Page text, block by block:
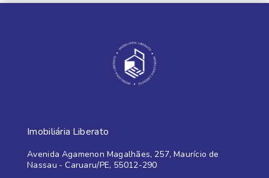
Imobiliária Liberato
Avenida Agamenon Magalhães, 257, Maurício de
Nassau - Caruaru/PE, 55012-290